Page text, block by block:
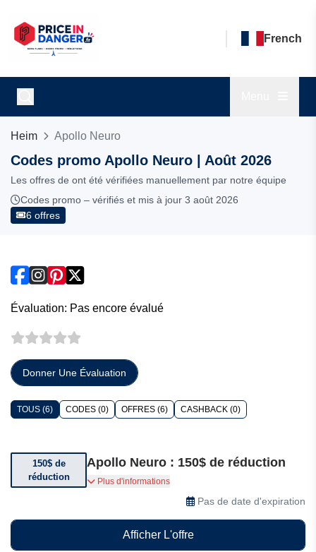
French
Heim Apollo Neuro
Codes promo Apollo Neuro | Août 2026
Les offres de ont été vérifiées manuellement par notre équipe
Codes promo – vérifiés et mis à jour 3 août 2026
6 offres
Évaluation: Pas encore évalué
Donner Une Évaluation
TOUS (6) CODES (0) OFFRES (6) CASHBACK (0)
150$ de
réduction
Apollo Neuro : 150$ de réduction
Obtenez jusqu’à 150$ de réduction à l’achat de
Plus d'informations
Pas de date d'expiration
Afficher L'offre